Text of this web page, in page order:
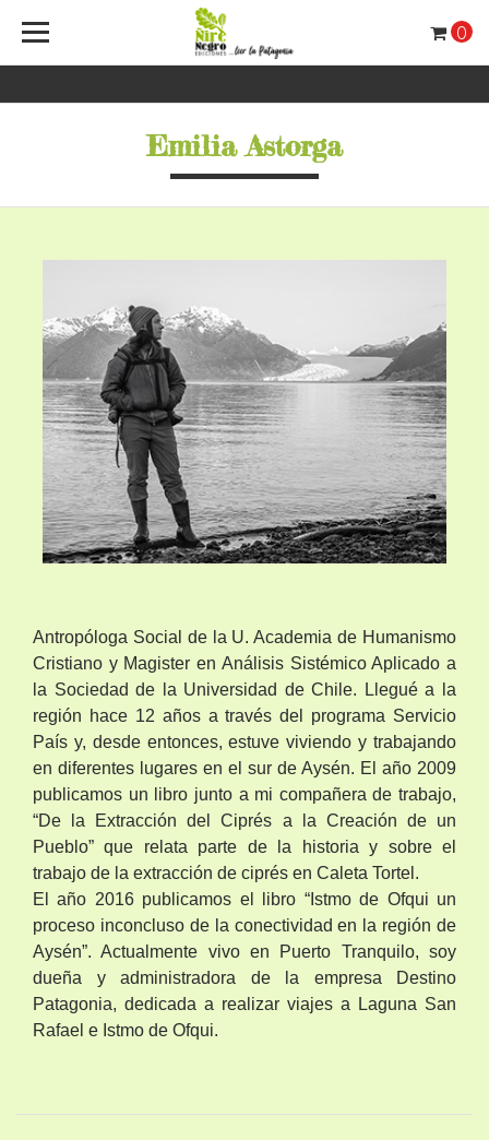
0
Emilia Astorga
Antropóloga Social de la U. Academia de Humanismo
Cristiano y Magister en Análisis Sistémico Aplicado a
la Sociedad de la Universidad de Chile. Llegué a la
región hace 12 años a través del programa Servicio
País y, desde entonces, estuve viviendo y trabajando
en diferentes lugares en el sur de Aysén. El año 2009
publicamos un libro junto a mi compañera de trabajo,
“De la Extracción del Ciprés a la Creación de un
Pueblo” que relata parte de la historia y sobre el
trabajo de la extracción de ciprés en Caleta Tortel.
El año 2016 publicamos el libro “Istmo de Ofqui un
proceso inconcluso de la conectividad en la región de
Aysén”. Actualmente vivo en Puerto Tranquilo, soy
dueña y administradora de la empresa Destino
Patagonia, dedicada a realizar viajes a Laguna San
Rafael e Istmo de Ofqui.